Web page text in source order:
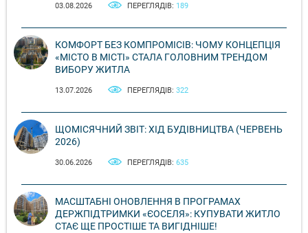
03.08.2026 ПЕРЕГЛЯДІВ: 189
КОМФОРТ БЕЗ КОМПРОМІСІВ: ЧОМУ КОНЦЕПЦІЯ
«МІСТО В МІСТІ» СТАЛА ГОЛОВНИМ ТРЕНДОМ
ВИБОРУ ЖИТЛА
13.07.2026 ПЕРЕГЛЯДІВ: 322
ЩОМІСЯЧНИЙ ЗВІТ: ХІД БУДІВНИЦТВА (ЧЕРВЕНЬ
2026)
30.06.2026 ПЕРЕГЛЯДІВ: 635
МАСШТАБНІ ОНОВЛЕННЯ В ПРОГРАМАХ
ДЕРЖПІДТРИМКИ «ЄОСЕЛЯ»: КУПУВАТИ ЖИТЛО
СТАЄ ЩЕ ПРОСТІШЕ ТА ВИГІДНІШЕ!